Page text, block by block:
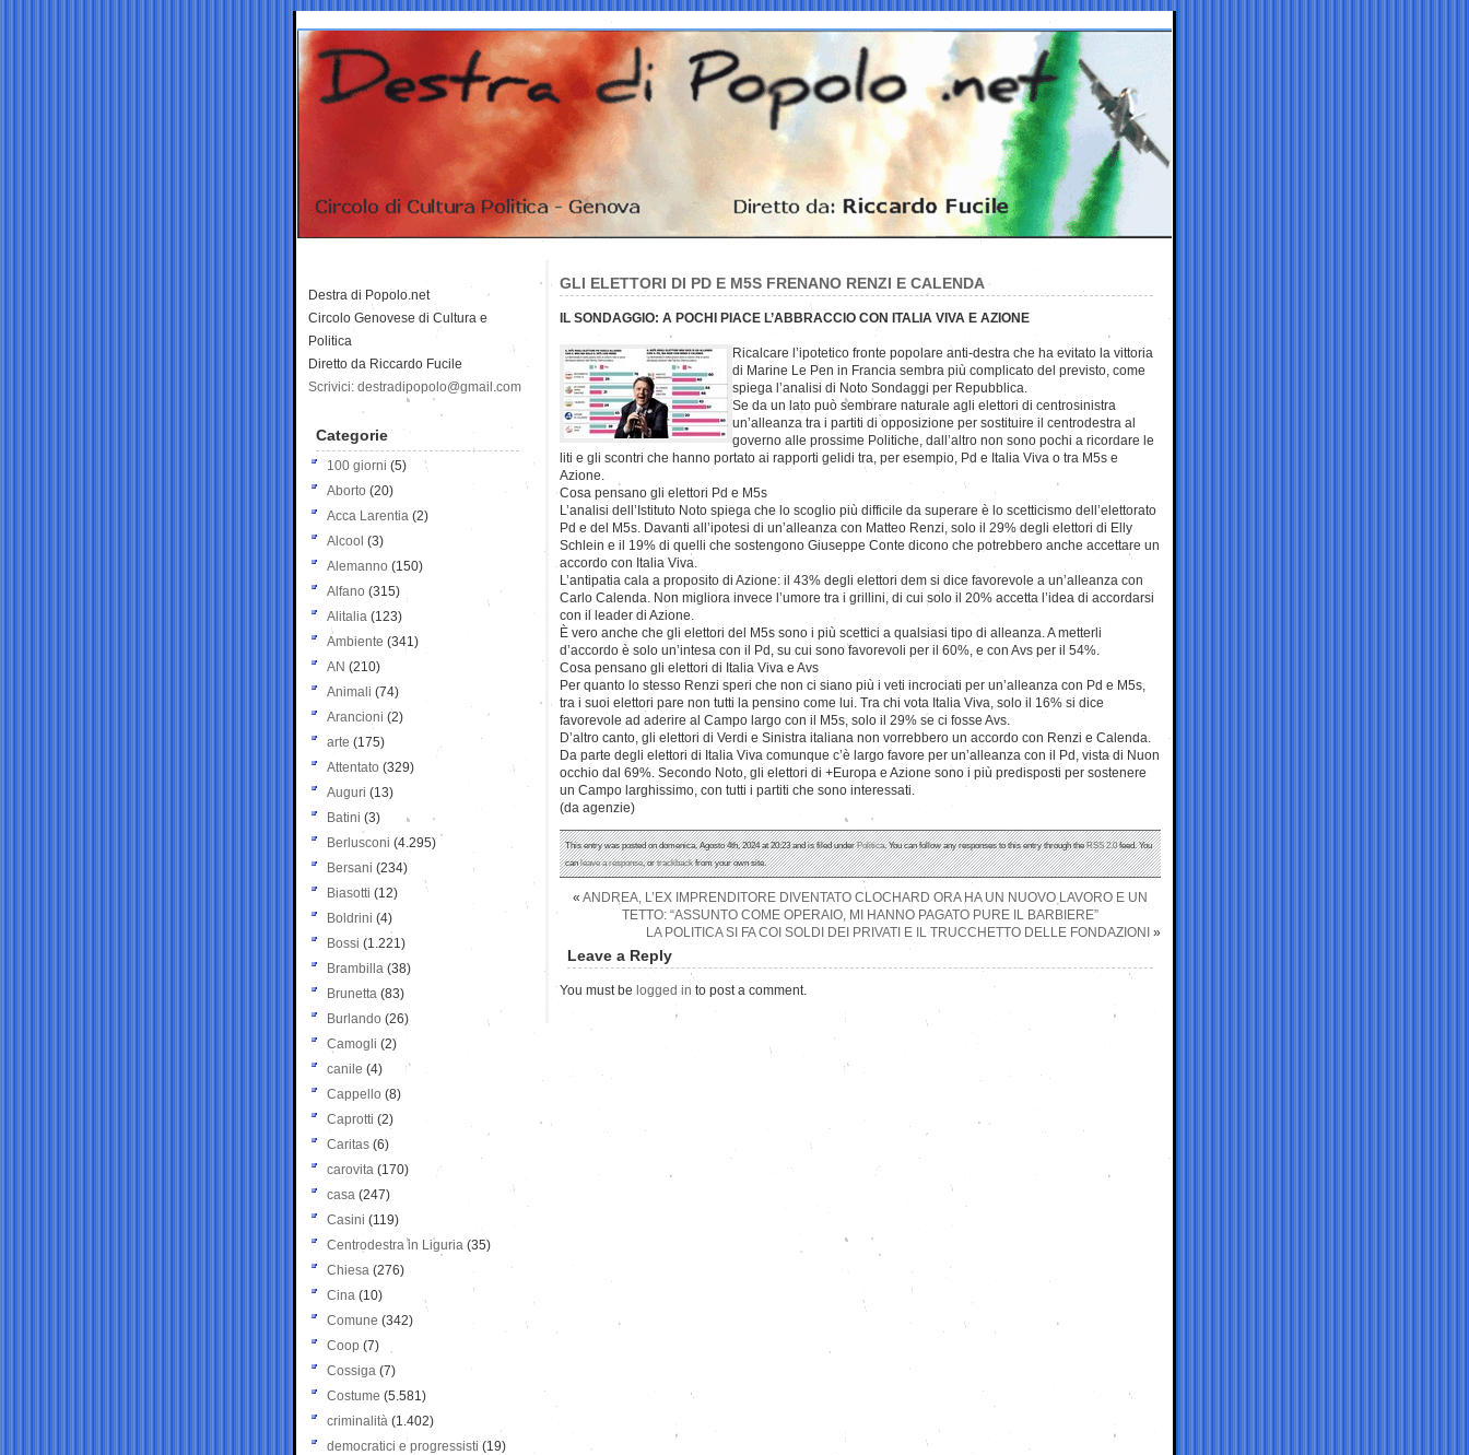
GLI ELETTORI DI PD E M5S FRENANO RENZI E CALENDA
IL SONDAGGIO: A POCHI PIACE L’ABBRACCIO CON ITALIA VIVA E AZIONE
Ricalcare l’ipotetico fronte popolare anti-destra che ha evitato la vittoria
di Marine Le Pen in Francia sembra più complicato del previsto, come
spiega l’analisi di Noto Sondaggi per Repubblica.
Se da un lato può sembrare naturale agli elettori di centrosinistra
un’alleanza tra i partiti di opposizione per sostituire il centrodestra al
governo alle prossime Politiche, dall’altro non sono pochi a ricordare le
liti e gli scontri che hanno portato ai rapporti gelidi tra, per esempio, Pd e Italia Viva o tra M5s e
Azione.
Cosa pensano gli elettori Pd e M5s
L’analisi dell’Istituto Noto spiega che lo scoglio più difficile da superare è lo scetticismo dell’elettorato
Pd e del M5s. Davanti all’ipotesi di un’alleanza con Matteo Renzi, solo il 29% degli elettori di Elly
Schlein e il 19% di quelli che sostengono Giuseppe Conte dicono che potrebbero anche accettare un
accordo con Italia Viva.
L’antipatia cala a proposito di Azione: il 43% degli elettori dem si dice favorevole a un’alleanza con
Carlo Calenda. Non migliora invece l’umore tra i grillini, di cui solo il 20% accetta l’idea di accordarsi
con il leader di Azione.
È vero anche che gli elettori del M5s sono i più scettici a qualsiasi tipo di alleanza. A metterli
d’accordo è solo un’intesa con il Pd, su cui sono favorevoli per il 60%, e con Avs per il 54%.
Cosa pensano gli elettori di Italia Viva e Avs
Per quanto lo stesso Renzi speri che non ci siano più i veti incrociati per un’alleanza con Pd e M5s,
tra i suoi elettori pare non tutti la pensino come lui. Tra chi vota Italia Viva, solo il 16% si dice
favorevole ad aderire al Campo largo con il M5s, solo il 29% se ci fosse Avs.
D’altro canto, gli elettori di Verdi e Sinistra italiana non vorrebbero un accordo con Renzi e Calenda.
Da parte degli elettori di Italia Viva comunque c’è largo favore per un’alleanza con il Pd, vista di Nuon
occhio dal 69%. Secondo Noto, gli elettori di +Europa e Azione sono i più predisposti per sostenere
un Campo larghissimo, con tutti i partiti che sono interessati.
(da agenzie)
This entry was posted on domenica, Agosto 4th, 2024 at 20:23 and is filed underPolitica. You can follow any responses to this entry through theRSS 2.0feed. You
canleave a response, ortrackbackfrom your own site.
« ANDREA, L’EX IMPRENDITORE DIVENTATO CLOCHARD ORA HA UN NUOVO LAVORO E UN
TETTO: “ASSUNTO COME OPERAIO, MI HANNO PAGATO PURE IL BARBIERE”
LA POLITICA SI FA COI SOLDI DEI PRIVATI E IL TRUCCHETTO DELLE FONDAZIONI »
Leave a Reply
You must be logged in to post a comment.
Destra di Popolo.net
Circolo Genovese di Cultura e
Politica
Diretto da Riccardo Fucile
Scrivici: destradipopolo@gmail.com
Categorie
100 giorni (5)
Aborto (20)
Acca Larentia (2)
Alcool (3)
Alemanno (150)
Alfano (315)
Alitalia (123)
Ambiente (341)
AN (210)
Animali (74)
Arancioni (2)
arte (175)
Attentato (329)
Auguri (13)
Batini (3)
Berlusconi (4.295)
Bersani (234)
Biasotti (12)
Boldrini (4)
Bossi (1.221)
Brambilla (38)
Brunetta (83)
Burlando (26)
Camogli (2)
canile (4)
Cappello (8)
Caprotti (2)
Caritas (6)
carovita (170)
casa (247)
Casini (119)
Centrodestra in Liguria (35)
Chiesa (276)
Cina (10)
Comune (342)
Coop (7)
Cossiga (7)
Costume (5.581)
criminalità (1.402)
democratici e progressisti (19)